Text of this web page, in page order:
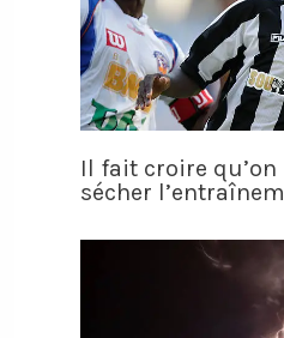
Il fait croire qu’on
sécher